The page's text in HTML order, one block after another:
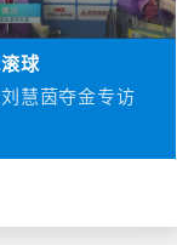
球
慧茵夺金专访